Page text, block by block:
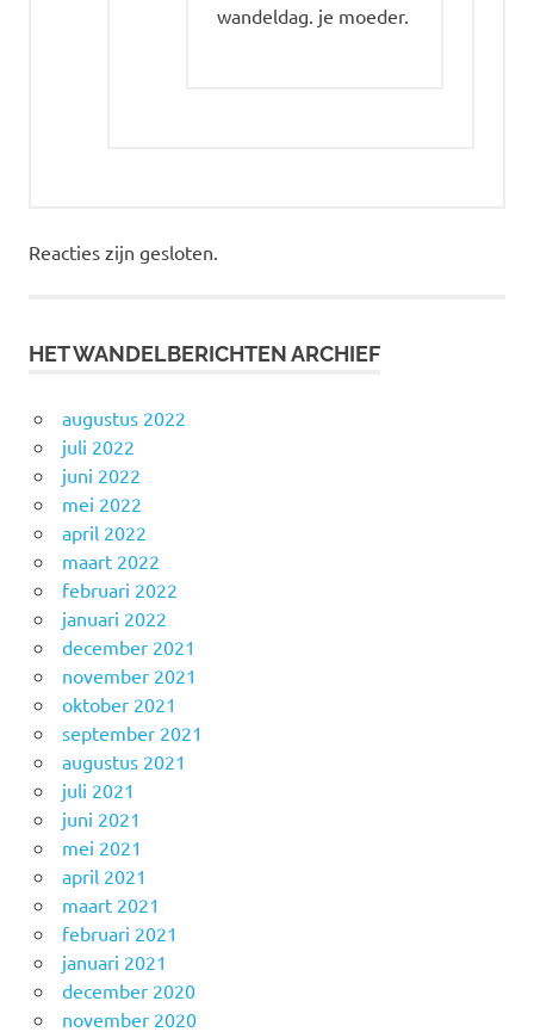
wandeldag. je moeder.
Reacties zijn gesloten.
HET WANDELBERICHTEN ARCHIEF
augustus 2022
juli 2022
juni 2022
mei 2022
april 2022
maart 2022
februari 2022
januari 2022
december 2021
november 2021
oktober 2021
september 2021
augustus 2021
juli 2021
juni 2021
mei 2021
april 2021
maart 2021
februari 2021
januari 2021
december 2020
november 2020